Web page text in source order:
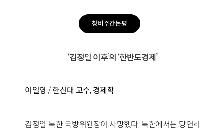
창비주간논평
‘김정일 이후’의 ‘한반도경제’
이일영 /한신대 교수, 경제학
김정일 북한 국방위원장이 사망했다. 북한에서는 당연히